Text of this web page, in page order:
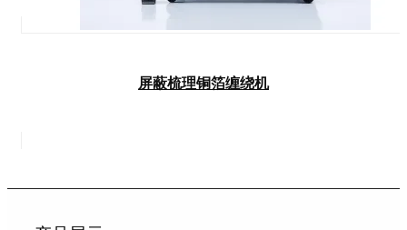
屏蔽梳理铜箔缠绕机